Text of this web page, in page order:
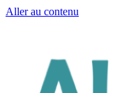
Aller au contenu